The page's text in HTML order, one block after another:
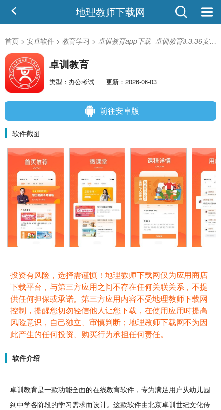
地理教师下载网
首页 > 安卓软件 > 教育学习 > 卓训教育app下载_卓训教育3.3.36安卓版
卓训教育
类型：办公考试 更新：2026-06-03
前往安卓版
软件截图
投资有风险，选择需谨慎！地理教师下载网仅为应用商店
下载平台，与第三方应用之间不存在任何关联关系，不提
供任何担保或承诺。第三方应用内容不受地理教师下载网
控制，提醒您切勿轻信他人让您下载，在使用应用时提高
风险意识，自己独立、审慎判断；地理教师下载网不为因
此产生的任何投资、购买行为承担任何责任。
软件介绍
卓训教育是一款功能全面的在线教育软件 ，专为满足用户从幼儿园
到中学各阶段的学习需求而设计。这款软件由北京卓训世纪文化传